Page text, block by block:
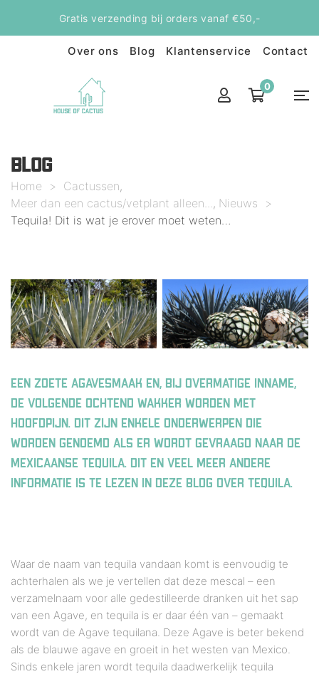
Gratis verzending bij orders vanaf €50,-
Over ons Blog Klantenservice Contact
0
BLOG
Home > Cactussen,
Meer dan een cactus/vetplant alleen..., Nieuws
>
Tequila! Dit is wat je erover moet weten…
EEN ZOETE AGAVESMAAK EN, BIJ OVERMATIGE INNAME,
DE VOLGENDE OCHTEND WAKKER WORDEN MET
HOOFDPIJN. DIT ZIJN ENKELE ONDERWERPEN DIE
WORDEN GENOEMD ALS ER WORDT GEVRAAGD NAAR DE
MEXICAANSE TEQUILA. DIT EN VEEL MEER ANDERE
INFORMATIE IS TE LEZEN IN DEZE BLOG OVER TEQUILA.
Waar de naam van tequila vandaan komt is eenvoudig te
achterhalen als we je vertellen dat deze mescal – een
verzamelnaam voor alle gedestilleerde dranken uit het sap
van een Agave, en tequila is er daar één van – gemaakt
wordt van de Agave tequilana. Deze Agave is beter bekend
als de blauwe agave en groeit in het westen van Mexico.
Sinds enkele jaren wordt tequila daadwerkelijk tequila